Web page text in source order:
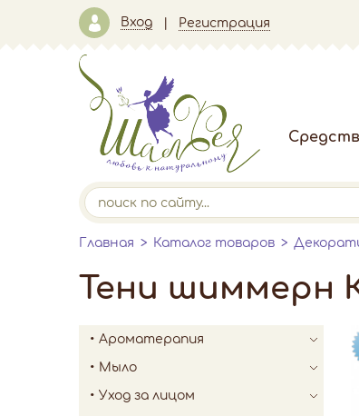
Вход Регистрация
Главная Каталог товаров
Тени шиммерн
Ароматерапия
Мыло
Уход за лицом